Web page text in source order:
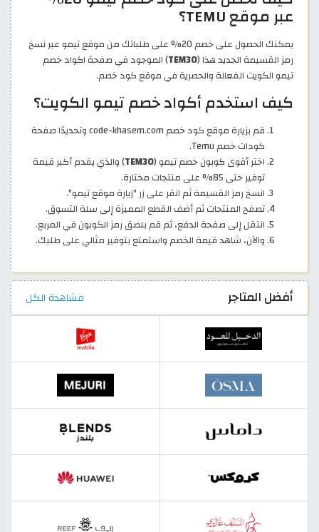
عبر موقع TEMU؟
يمكنك الحصول على خصم 20% على طلباتك من موقع تيمو عبر نسخ
رمز القسيمة الجديد هذا (TEM30) الموجود في صفحة اكواد خصم
تيمو الكويت الفعالة والحصرية في موقع كود خصم.
كيف استخدم أكواد خصم تيمو الكويت؟
قم بزيارة موقع كود خصم code-khasem.com وتحديدًا صفحة
كودات خصم Temu.
اختر أقوى كوبون خصم تيمو (TEM30) والذي يقدم أكبر قيمة
توفير حتى 85% على منتجات مختارة.
انسخ رمز القسيمة ثم انقر على زر "زيارة موقع تيمو".
تصفح المنتجات ثم أضف القطع المميزة إلى سلة التسوق.
انتقل إلى صفحة الدفع، ثم قم بلصق رمز الكوبون في المربع.
والآن، شاهد قيمة الخصم واستمتع بتوفير مثالي على طلبك.
أفضل المتاجر مشاهدة الكل